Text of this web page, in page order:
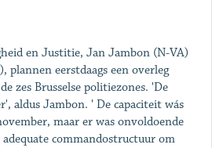
en Justitie, Jan Jambon (N-VA)
plannen eerstdaags een overleg
zes Brusselse politiezones. 'De
aldus Jambon. ' De capaciteit wás
maar er was onvoldoende
commandostructuur om